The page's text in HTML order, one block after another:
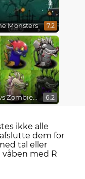
Monsters 7.2
Plants vs Zombies Fusion Mode 6.2
ikke alle
dem for
tal eller
med R